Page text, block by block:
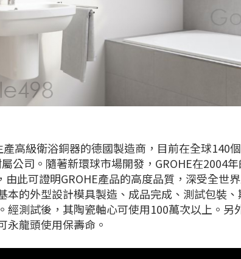
產高級衛浴銅器的德國製造商，目前在全球140
公司。隨著新環球市場開發，GROHE在2004
此可證明GROHE產品的高度品質，深受全世
本的外型設計模具製造、成品完成、測試包裝
經測試後，其陶瓷軸心可使用100萬次以上。另
永龍頭使用保壽命。